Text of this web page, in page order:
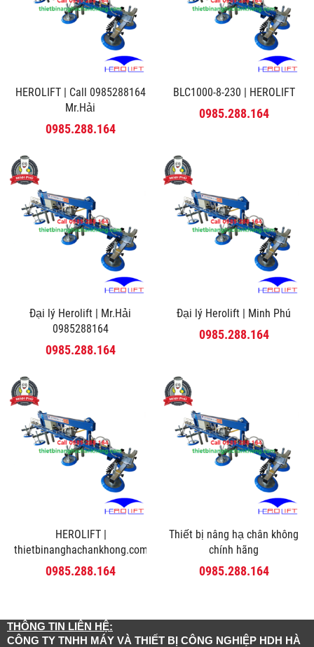
HEROLIFT | Call 0985288164
Mr.Hải
0985.288.164
BLC1000-8-230 | HEROLIFT
0985.288.164
Đại lý Herolift | Mr.Hải
0985288164
0985.288.164
Đại lý Herolift | Minh Phú
0985.288.164
HEROLIFT |
thietbinanghachankhong.com
0985.288.164
Thiết bị nâng hạ chân không
chính hãng
0985.288.164
THÔNG TIN LIÊN HỆ:
CÔNG TY TNHH MÁY VÀ THIẾT BỊ CÔNG NGHIỆP HDH HÀ